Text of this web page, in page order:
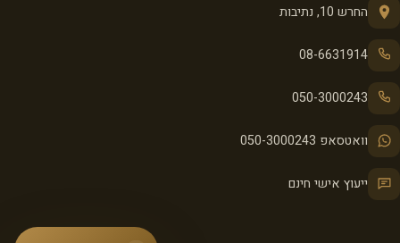
החרש 10, נתיבות
08-6631914
050-3000243
וואטסאפ 050-3000243
ייעוץ אישי חינם